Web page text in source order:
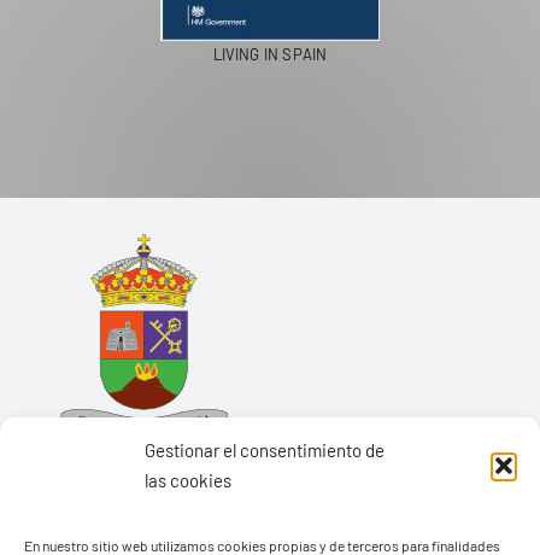
Gestionar el consentimiento de
las cookies
En nuestro sitio web utilizamos cookies propias y de terceros para finalidades
LIVING IN SPAIN